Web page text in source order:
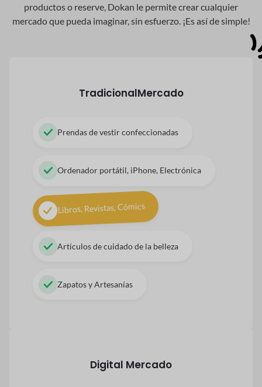
productos o reserve, Dokan le permite crear cualquier
mercado que pueda imaginar, sin esfuerzo. ¡Es así de simple!
TradicionalMercado
Prendas de vestir confeccionadas
Ordenador portátil, iPhone, Electrónica
Libros, Revistas, Cómics
Artículos de cuidado de la belleza
Zapatos y Artesanías
Digital Mercado